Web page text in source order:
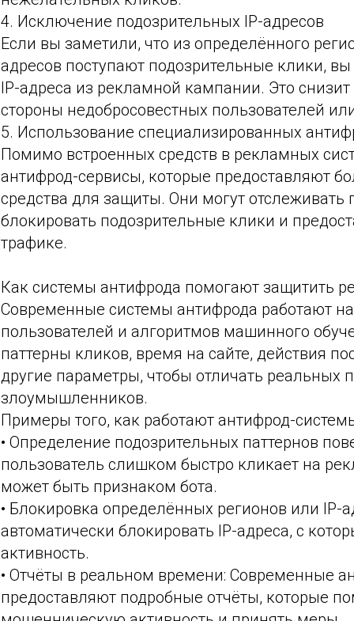
4. Исключение подозрительных IP-адресов
Если вы заметили, что из определённого
адресов поступают подозрительные клики,
IP-адреса из рекламной кампании. Это
стороны недобросовестных пользователей
5. Использование специализированных
Помимо встроенных средств в рекламных
антифрод-сервисы, которые предоставляют
средства для защиты. Они могут отслеживать
блокировать подозрительные клики и
трафике.
Как системы антифрода помогают защитить
Современные системы антифрода работают
пользователей и алгоритмов машинного
паттерны кликов, время на сайте, действия
другие параметры, чтобы отличать реальных
злоумышленников.
Примеры того, как работают антифрод-
• Определение подозрительных паттернов
пользователь слишком быстро кликает на
может быть признаком бота.
• Блокировка определённых регионов или IP-
автоматически блокировать IP-адреса, с
активность.
• Отчёты в реальном времени: Современные
предоставляют подробные отчёты, которые